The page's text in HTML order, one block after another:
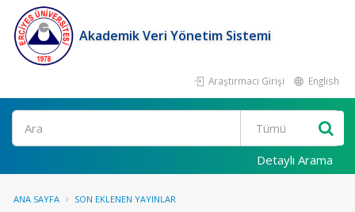
Akademik Veri Yönetim Sistemi
Araştırmacı Girişi English
Ara
Detaylı Arama
ANA SAYFA SON EKLENEN YAYINLAR